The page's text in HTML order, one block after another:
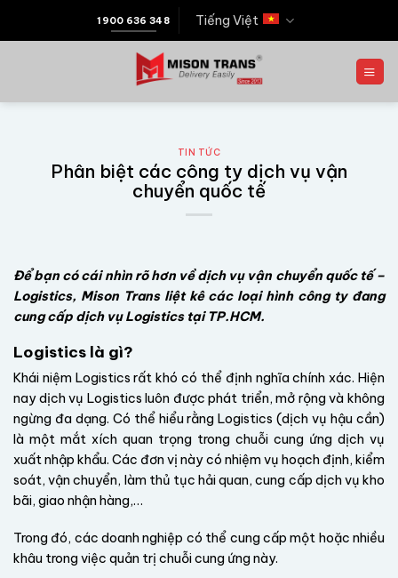
1900 636 348 Tiếng Việt
TIN TỨC
Phân biệt các công ty dịch vụ vận
chuyển quốc tế
Để bạn có cái nhìn rõ hơn về dịch vụ vận chuyển quốc tế –
Logistics, Mison Trans liệt kê các loại hình công ty đang
cung cấp dịch vụ Logistics tại TP.HCM.
Logistics là gì?
Khái niệm Logistics rất khó có thể định nghĩa chính xác. Hiện
nay dịch vụ Logistics luôn được phát triển, mở rộng và không
ngừng đa dạng. Có thể hiểu rằng Logistics (dịch vụ hậu cần)
là một mắt xích quan trọng trong chuỗi cung ứng dịch vụ
xuất nhập khẩu. Các đơn vị này có nhiệm vụ hoạch định, kiểm
soát, vận chuyển, làm thủ tục hải quan, cung cấp dịch vụ kho
bãi, giao nhận hàng,…
Trong đó, các doanh nghiệp có thể cung cấp một hoặc nhiều
khâu trong việc quản trị chuỗi cung ứng này.